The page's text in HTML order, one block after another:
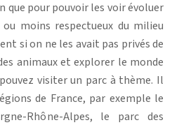
que pour pouvoir les voir évoluer
moins respectueux du milieu
si on ne les avait pas privés de
animaux et explorer le monde
visiter un parc à thème. Il
de France, par exemple le
Rhône-Alpes, le parc des